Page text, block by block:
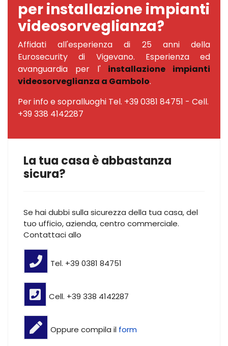
per installazione impianti
videosorveglianza?
Affidati all'esperienza di 25 anni della
Eurosecurity di Vigevano. Esperienza ed
avanguardia per l' installazione impianti
videosorveglianza a Gambolo.
Per info e sopralluoghi Tel. +39 0381 84751 - Cell.
+39 338 4142287
La tua casa è abbastanza
sicura?
Se hai dubbi sulla sicurezza della tua casa, del
tuo ufficio, azienda, centro commerciale.
Contattaci allo
Tel. +39 0381 84751
Cell. +39 338 4142287
Oppure compila il form